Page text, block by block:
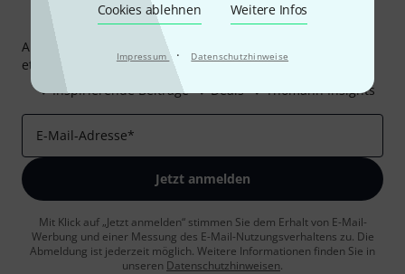
Cookies ablehnen Weitere Infos
Impressum · Datenschutzhinweise
Thomann Newsletter
Abonniere den Thomann Newsletter und gewinne mit
etwas Glück einen von50 Gutscheinenüber jeweils
Inspirierende Beiträge
Deals Thomann Insights
E-Mail-Adresse*
Jetzt anmelden
Mit Klick auf „Jetzt anmelden“ stimmen Sie dem Erhalt von E-Mail-
Werbung und einer Messung des E-Mail-Nutzungsverhaltens zu. Die
Abmeldung ist jederzeit möglich. Weitere Informationen finden Sie in
unseren Datenschutzhinweisen.